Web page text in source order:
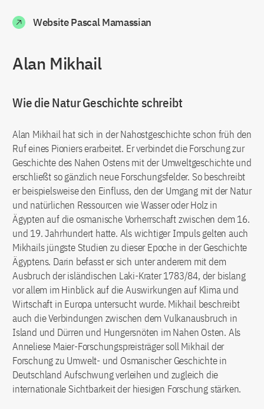
Website Pascal Mamassian
Alan Mikhail
Wie die Natur Geschichte schreibt
Alan Mikhail hat sich in der Nahostgeschichte schon früh den
Ruf eines Pioniers erarbeitet. Er verbindet die Forschung zur
Geschichte des Nahen Ostens mit der Umweltgeschichte und
erschließt so gänzlich neue Forschungsfelder. So beschreibt
er beispielsweise den Einfluss, den der Umgang mit der Natur
und natürlichen Ressourcen wie Wasser oder Holz in
Ägypten auf die osmanische Vorherrschaft zwischen dem 16.
und 19. Jahrhundert hatte. Als wichtiger Impuls gelten auch
Mikhails jüngste Studien zu dieser Epoche in der Geschichte
Ägyptens. Darin befasst er sich unter anderem mit dem
Ausbruch der isländischen Laki-Krater 1783/84, der bislang
vor allem im Hinblick auf die Auswirkungen auf Klima und
Wirtschaft in Europa untersucht wurde. Mikhail beschreibt
auch die Verbindungen zwischen dem Vulkanausbruch in
Island und Dürren und Hungersnöten im Nahen Osten. Als
Anneliese Maier-Forschungspreisträger soll Mikhail der
Forschung zu Umwelt- und Osmanischer Geschichte in
Deutschland Aufschwung verleihen und zugleich die
internationale Sichtbarkeit der hiesigen Forschung stärken.